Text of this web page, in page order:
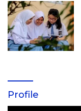
Profile